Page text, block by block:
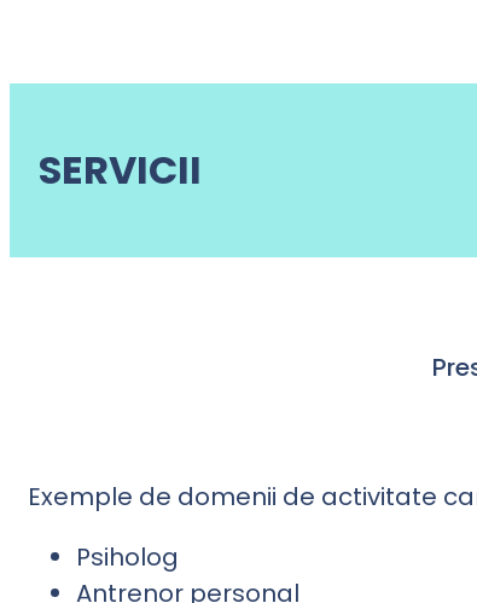
SERVICII
Exemple de domenii de activitate
Psiholog
Antrenor personal